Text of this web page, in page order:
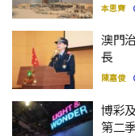
本思齊
澳門
長
陳嘉俊
博彩
第二